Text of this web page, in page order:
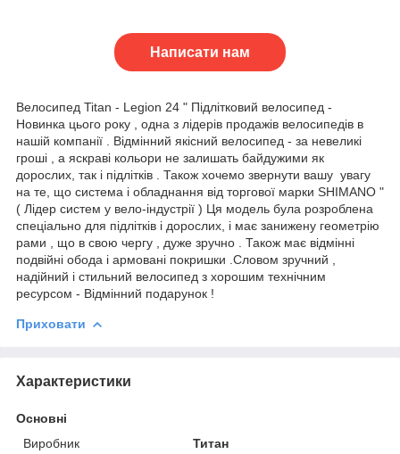
Написати нам
Велосипед Titan - Legion 24 " Підлітковий велосипед -
Новинка цього року , одна з лідерів продажів велосипедів в
нашій компанії . Відмінний якісний велосипед - за невеликі
гроші , а яскраві кольори не залишать байдужими як
дорослих, так і підлітків . Також хочемо звернути вашу увагу
на те, що система і обладнання від торгової марки SHIMANO "
( Лідер систем у вело-індустрії ) Ця модель була розроблена
спеціально для підлітків і дорослих, і має занижену геометрію
рами , що в свою чергу , дуже зручно . Також має відмінні
подвійні обода і армовані покришки .Словом зручний ,
надійний і стильний велосипед з хорошим технічним
ресурсом - Відмінний подарунок !
Приховати
Характеристики
Основні
Виробник
Титан